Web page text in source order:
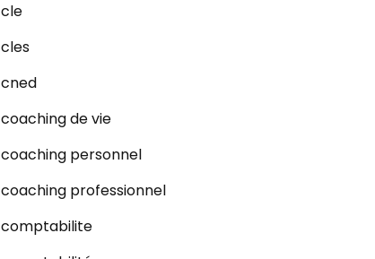
cle
cles
cned
coaching de vie
coaching personnel
coaching professionnel
comptabilite